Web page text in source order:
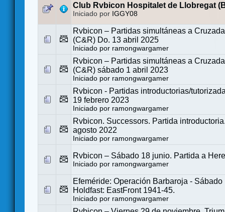
Club Rvbicon Hospitalet de Llobregat
Iniciado por IGGY08
Rvbicon – Partidas simultáneas a
(C&R) Do. 13 abril 2025
Iniciado por ramongwargamer
Rvbicon – Partidas simultáneas a
(C&R) sábado 1 abril 2023
Iniciado por ramongwargamer
Rvbicon - Partidas introductorias/
19 febrero 2023
Iniciado por ramongwargamer
Rvbicon. Successors. Partida
agosto 2022
Iniciado por ramongwargamer
Rvbicon – Sábado 18 junio. Partida a
Iniciado por ramongwargamer
Efeméride: Operación Barbaroja - Sábado
Holdfast: EastFront 1941-45.
Iniciado por ramongwargamer